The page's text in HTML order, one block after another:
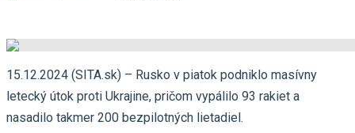
15.12.2024 (SITA.sk) – Rusko v piatok podniklo masívny
letecký útok proti Ukrajine, pričom vypálilo 93 rakiet a
nasadilo takmer 200 bezpilotných lietadiel.